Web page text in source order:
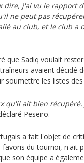
dire, j'ai vu le rapport
ne peut pas
au club, et le club
que Sadiq voulait
avaient décidé
soumettre les listes
qu'il ait bien
Peseiro.
a fait l'objet de
du tournoi, n'ait
son équipe a